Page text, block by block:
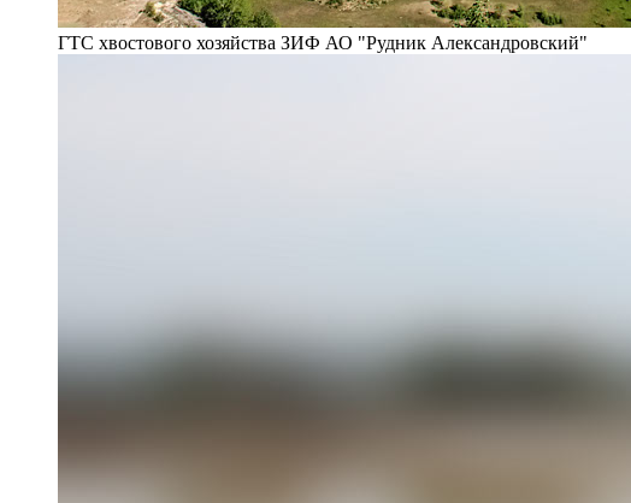
ГТС хвостового хозяйства ЗИФ АО "Рудник Александровский"